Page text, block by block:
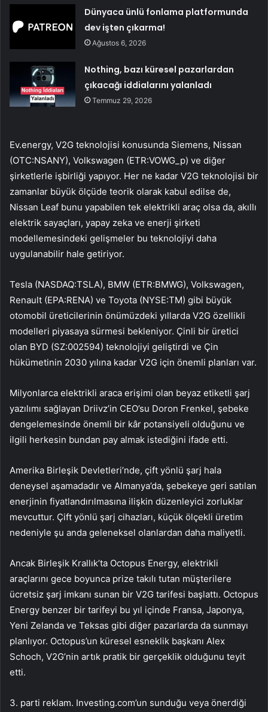
Dünyaca ünlü fonlama platformunda
dev işten çıkarma!
Ağustos 6, 2026
Nothing, bazı küresel pazarlardan
çıkacağı iddialarını yalanladı
Temmuz 29, 2026
Ev.energy, V2G teknolojisi konusunda Siemens, Nissan
(OTC:NSANY), Volkswagen (ETR:VOWG_p) ve diğer
şirketlerle işbirliği yapıyor. Her ne kadar V2G teknolojisi bir
zamanlar büyük ölçüde teorik olarak kabul edilse de,
Nissan Leaf bunu yapabilen tek elektrikli araç olsa da, akıllı
elektrik sayaçları, yapay zeka ve enerji şirketi
modellemesindeki gelişmeler bu teknolojiyi daha
uygulanabilir hale getiriyor.
Tesla (NASDAQ:TSLA), BMW (ETR:BMWG), Volkswagen,
Renault (EPA:RENA) ve Toyota (NYSE:TM) gibi büyük
otomobil üreticilerinin önümüzdeki yıllarda V2G özellikli
modelleri piyasaya sürmesi bekleniyor. Çinli bir üretici
olan BYD (SZ:002594) teknolojiyi geliştirdi ve Çin
hükümetinin 2030 yılına kadar V2G için önemli planları var.
Milyonlarca elektrikli araca erişimi olan beyaz etiketli şarj
yazılımı sağlayan Driivz’in CEO’su Doron Frenkel, şebeke
dengelemesinde önemli bir kâr potansiyeli olduğunu ve
ilgili herkesin bundan pay almak istediğini ifade etti.
Amerika Birleşik Devletleri’nde, çift yönlü şarj hala
deneysel aşamadadır ve Almanya’da, şebekeye geri satılan
enerjinin fiyatlandırılmasına ilişkin düzenleyici zorluklar
mevcuttur. Çift yönlü şarj cihazları, küçük ölçekli üretim
nedeniyle şu anda geleneksel olanlardan daha maliyetli.
Ancak Birleşik Krallık’ta Octopus Energy, elektrikli
araçlarını gece boyunca prize takılı tutan müşterilere
ücretsiz şarj imkanı sunan bir V2G tarifesi başlattı. Octopus
Energy benzer bir tarifeyi bu yıl içinde Fransa, Japonya,
Yeni Zelanda ve Teksas gibi diğer pazarlarda da sunmayı
planlıyor. Octopus’un küresel esneklik başkanı Alex
Schoch, V2G’nin artık pratik bir gerçeklik olduğunu teyit
etti.
3. parti reklam. Investing.com’un sunduğu veya önerdiği